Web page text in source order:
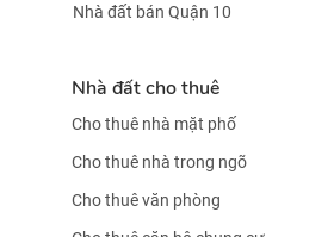
Nhà đất bán Quận 10
Nhà đất cho thuê
Cho thuê nhà mặt phố
Cho thuê nhà trong ngõ
Cho thuê văn phòng